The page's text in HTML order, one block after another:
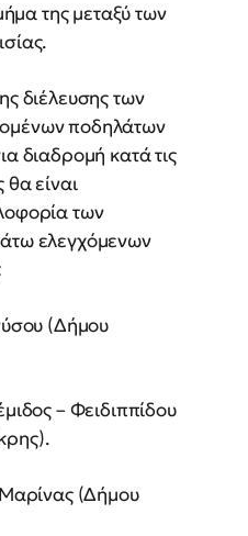
της μεταξύ των
διέλευσης των
ποδηλάτων
διαδρομή κατά τις
είναι
των
ελεγχόμενων
(Δήμου
– Φειδιππίδου
(Δήμου